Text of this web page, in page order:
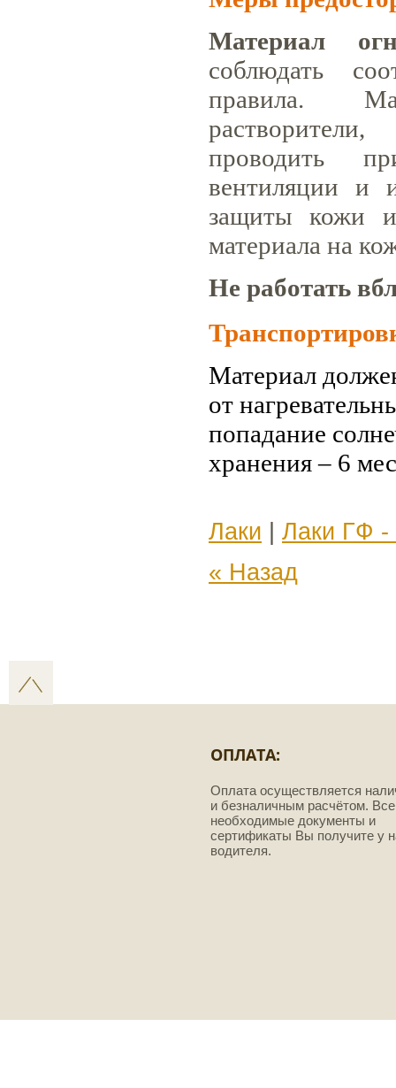
Материал
соблюдать
правила.
проводить
вентиляции и
защиты кожи
материала на
Не работать
Материал
от
попадание
хранения – 6
Лаки
Лаки ГФ -
« Назад
ОПЛАТА:
Оплата осуществляется
и безналичным расчётом. Все
необходимые документы и
сертификаты Вы получите у
водителя.